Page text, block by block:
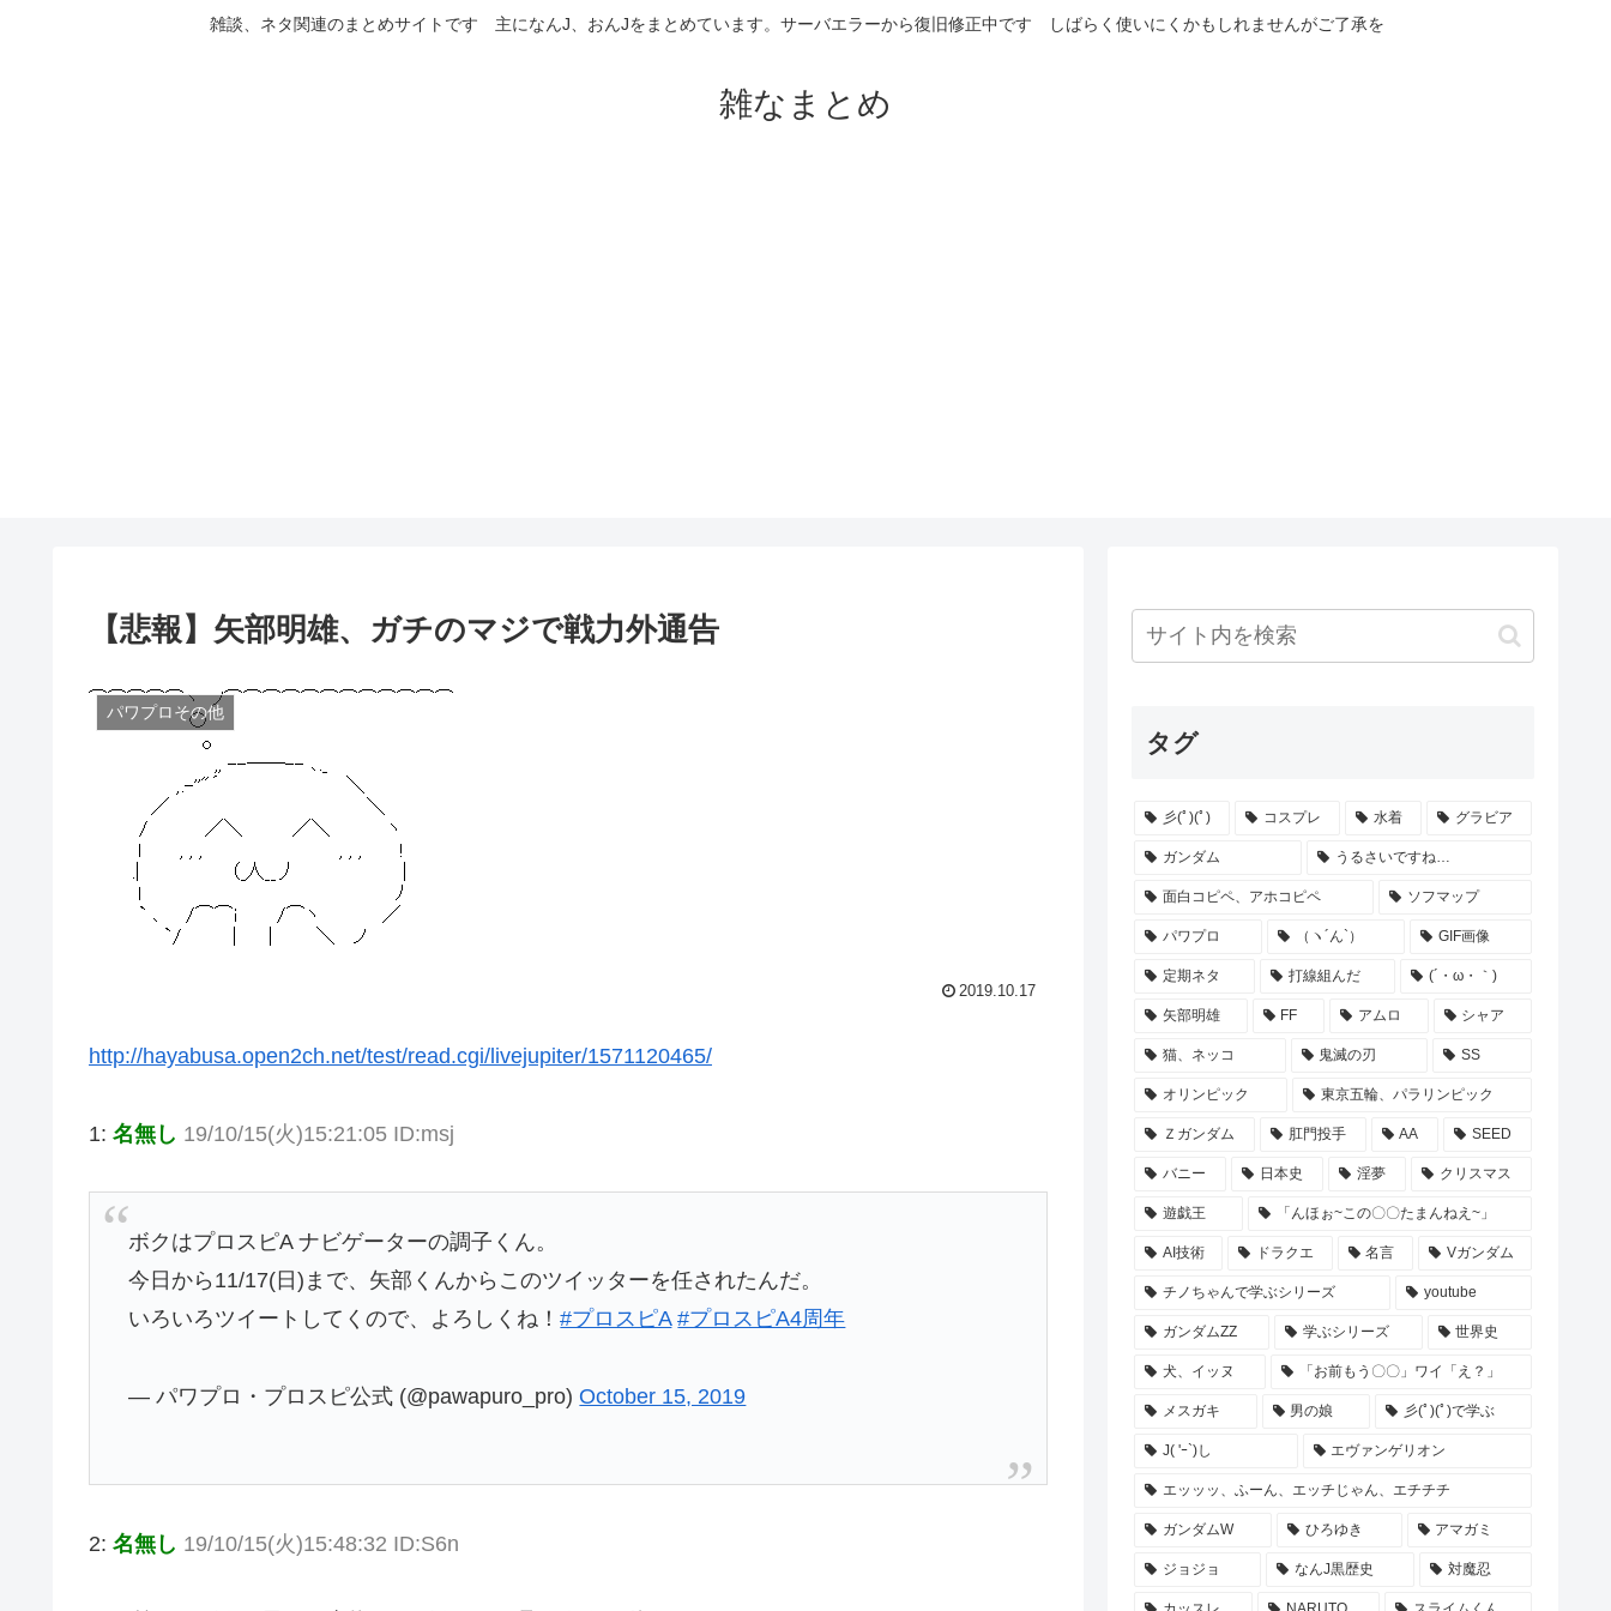
雑談、ネタ関連のまとめサイトです 主になんJ、おんJをまとめています。サーバエラーから復旧修正中です しばらく使いにくかもしれませんがご了承を
雑なまとめ
【悲報】矢部明雄、ガチのマジで戦力外通告
パワプロその他
2019.10.17
http://hayabusa.open2ch.net/test/read.cgi/livejupiter/1571120465/
1: 名無し 19/10/15(火)15:21:05 ID:msj
ボクはプロスピA ナビゲーターの調子くん。
今日から11/17(日)まで、矢部くんからこのツイッターを任されたんだ。
いろいろツイートしてくので、よろしくね！#プロスピA #プロスピA4周年
— パワプロ・プロスピ公式 (@pawapuro_pro)October 15, 2019
2: 名無し 19/10/15(火)15:48:32 ID:S6n
タグ
彡(ﾟ)(ﾟ) コスプレ 水着 グラビア
ガンダム うるさいですね…
面白コピペ、アホコピペ ソフマップ
パワプロ （ヽ´ん`） GIF画像
定期ネタ 打線組んだ (´・ω・｀)
矢部明雄 FF アムロ シャア
猫、ネッコ 鬼滅の刃 SS
オリンピック 東京五輪、パラリンピック
Ｚガンダム 肛門投手 AA SEED
バニー 日本史 淫夢 クリスマス
遊戯王 「んほぉ~この〇〇たまんねえ~」
AI技術 ドラクエ 名言 Vガンダム
チノちゃんで学ぶシリーズ youtube
ガンダムZZ 学ぶシリーズ 世界史
犬、イッヌ 「お前もう〇〇」ワイ「え？」
メスガキ 男の娘 彡(ﾟ)(ﾟ)で学ぶ
J( 'ｰ`)し エヴァンゲリオン
エッッッ、ふーん、エッチじゃん、エチチチ
ガンダムW ひろゆき アマガミ
ジョジョ なんJ黒歴史 対魔忍